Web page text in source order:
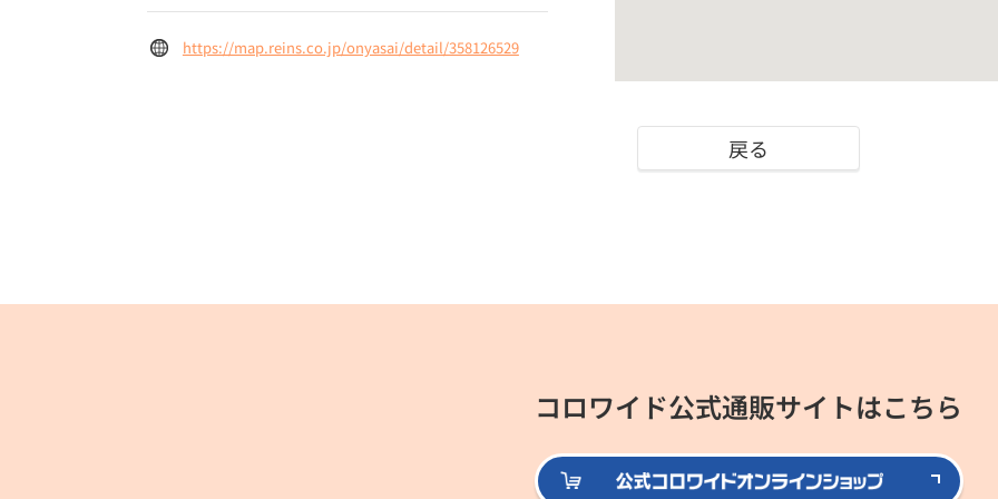
https://map.reins.co.jp/onyasai/detail/358126529
戻る
コロワイド公式通販サイトはこちら
公式